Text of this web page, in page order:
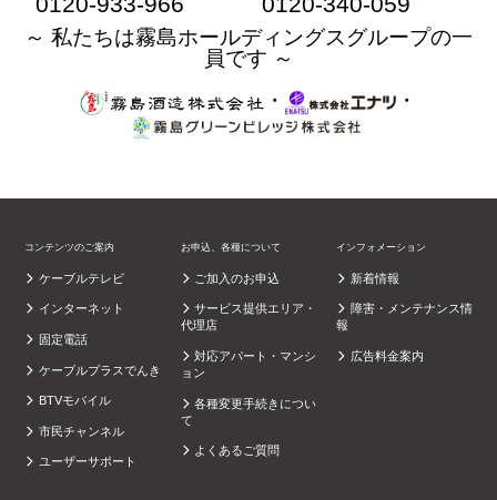
～ 私たちは霧島ホールディングスグループの一
員です ～
・
・
コンテンツのご案内
ケーブルテレビ
インターネット
固定電話
ケーブルプラスでんき
BTVモバイル
市民チャンネル
ユーザーサポート
お申込、各種について
ご加入のお申込
サービス提供エリア・
代理店
対応アパート・マンシ
ョン
各種変更手続きについ
て
よくあるご質問
インフォメーション
新着情報
障害・メンテナンス情
報
広告料金案内